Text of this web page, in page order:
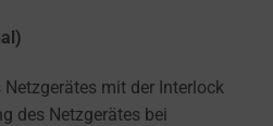
mit der Interlock
des Netzgerätes bei